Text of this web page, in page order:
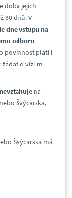
doba jejich
30 dnů. V
dne vstupu na
odboru
povinnost platí i
žádat o vízum.
nevztahuje na
Švýcarska,
Švýcarska má